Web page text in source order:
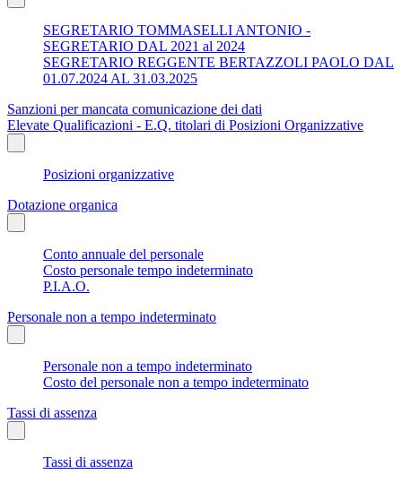
SEGRETARIO TOMMASELLI ANTONIO -
SEGRETARIO DAL 2021 al 2024
SEGRETARIO REGGENTE BERTAZZOLI PAOLO DAL
01.07.2024 AL 31.03.2025
Sanzioni per mancata comunicazione dei dati
Elevate Qualificazioni - E.Q. titolari di Posizioni Organizzative
Posizioni organizzative
Dotazione organica
Conto annuale del personale
Costo personale tempo indeterminato
P.I.A.O.
Personale non a tempo indeterminato
Personale non a tempo indeterminato
Costo del personale non a tempo indeterminato
Tassi di assenza
Tassi di assenza